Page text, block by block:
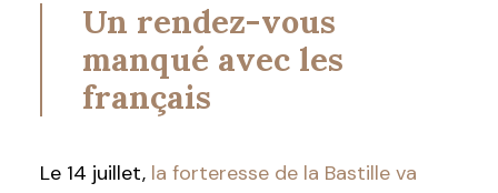
Un rendez-vous
manqué avec les
français
Le 14 juillet, la forteresse de la Bastille va